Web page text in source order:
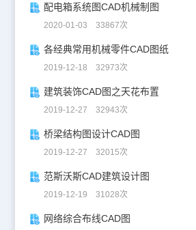
配电箱系统图CAD机械制图
2020-01-03 33867次
各经典常用机械零件CAD图纸
2019-12-18 32973次
建筑装饰CAD图之天花布置
2019-12-27 32943次
桥梁结构图设计CAD图
2019-12-27 32015次
范斯沃斯CAD建筑设计图
2019-12-19 31028次
网络综合布线CAD图